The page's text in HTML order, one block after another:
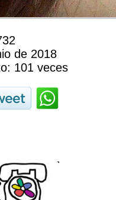
de 2018
101 veces